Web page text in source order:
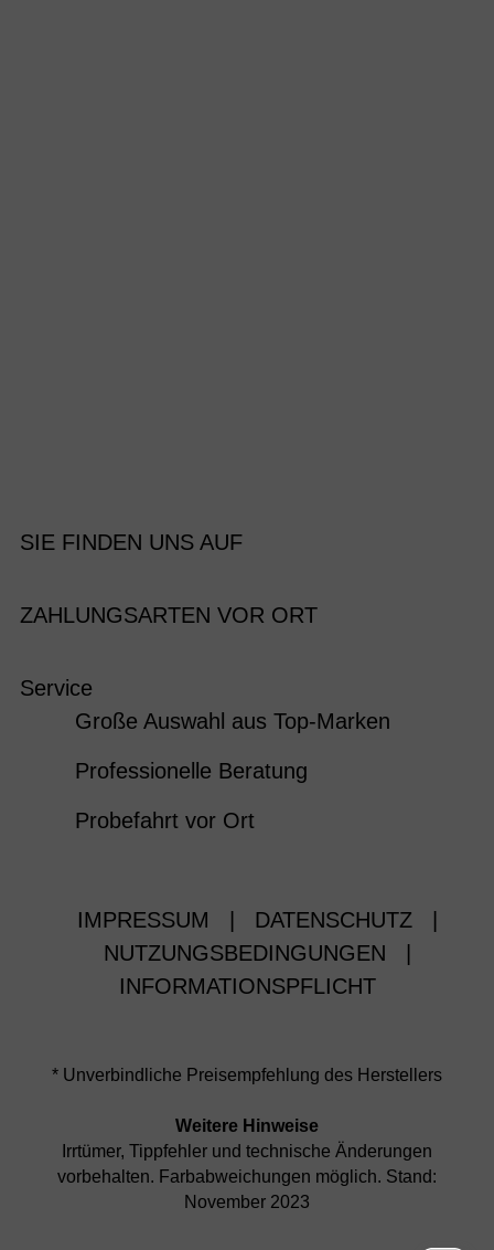
SIE FINDEN UNS AUF
ZAHLUNGSARTEN VOR ORT
Service
Große Auswahl aus Top-Marken
Professionelle Beratung
Probefahrt vor Ort
IMPRESSUM DATENSCHUTZ
NUTZUNGSBEDINGUNGEN
INFORMATIONSPFLICHT
* Unverbindliche Preisempfehlung des Herstellers
Weitere Hinweise
Irrtümer, Tippfehler und technische Änderungen
vorbehalten. Farbabweichungen möglich. Stand:
November 2023